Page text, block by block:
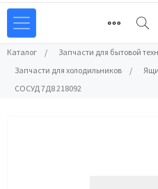
Каталог / Запчасти для бытовой
Запчасти для холодильников
/
СОСУД 7Д8 218092